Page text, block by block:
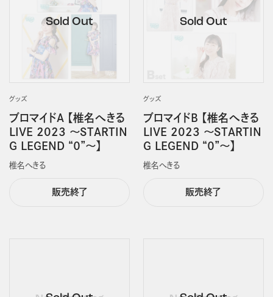
グッズ
ブロマイドA 【椎名へきる
LIVE 2023 ～STARTIN
G LEGEND “０”～】
椎名へきる
販売終了
グッズ
ブロマイドB 【椎名へきる
LIVE 2023 ～STARTIN
G LEGEND “０”～】
椎名へきる
販売終了